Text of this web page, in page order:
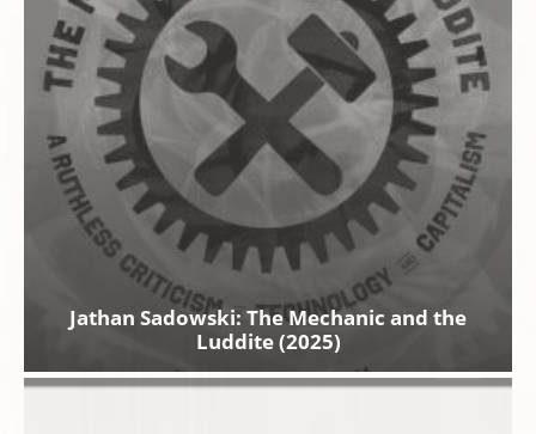
Jathan Sadowski: The Mechanic and the
Luddite (2025)